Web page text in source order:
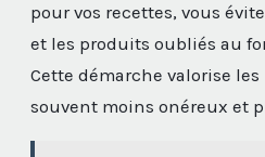
pour vos recettes, vous
et les produits oubliés au
Cette démarche valorise les
souvent moins onéreux et